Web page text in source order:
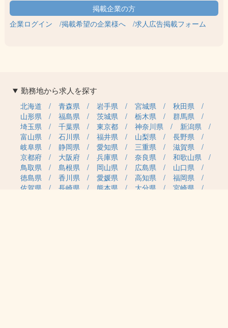
企業ログイン 掲載希望の企業様へ 求人広告掲載フォーム
勤務地から求人を探す
北海道 青森県 岩手県 宮城県
秋田県
山形県
福島県 茨城県 栃木県
群馬県
埼玉県
千葉県 東京都 神奈川県
新潟県
富山県
石川県 福井県 山梨県
長野県
岐阜県
静岡県 愛知県 三重県
滋賀県
京都府
大阪府 兵庫県 奈良県
和歌山県
鳥取県
島根県 岡山県 広島県
山口県
徳島県
香川県 愛媛県 高知県
福岡県
佐賀県
長崎県 熊本県 大分県
宮崎県